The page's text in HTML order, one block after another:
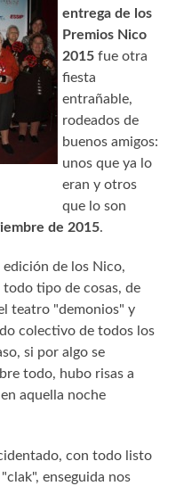
entrega de los
Premios Nico
2015 fue otra
fiesta
entrañable,
rodeados de
buenos amigos:
unos que ya lo
eran y otros
que lo son
de 2015.
edición de los Nico,
tipo de cosas, de
teatro "demonios" y
colectivo de todos los
si por algo se
todo, hubo risas a
aquella noche
con todo listo
enseguida nos